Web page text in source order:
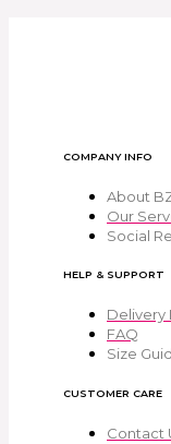
COMPANY INFO
About
Our
Social
HELP & SUPPORT
Delivery
FAQ
Size
CUSTOMER CARE
Contact